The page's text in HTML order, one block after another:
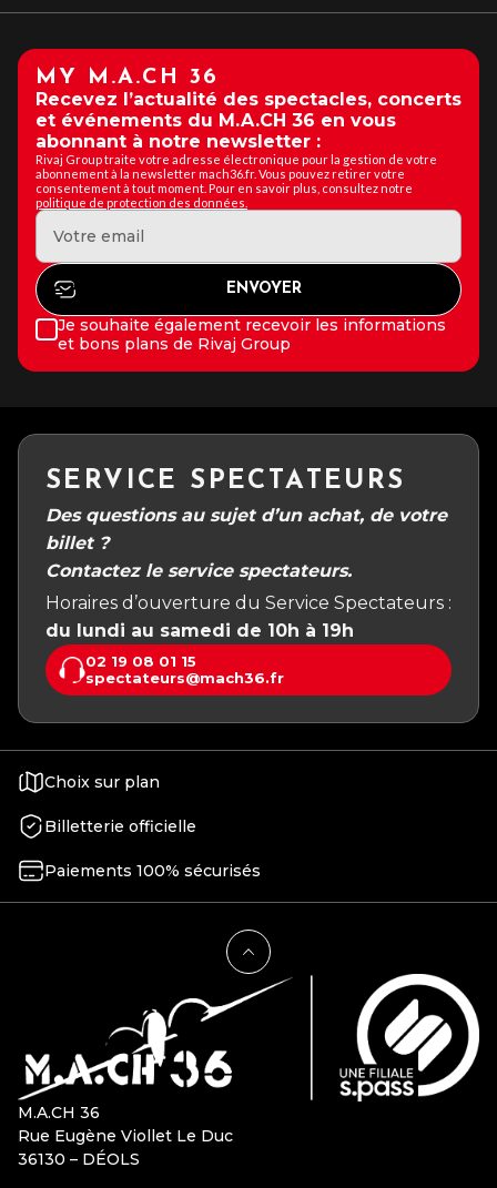
MY M.A.CH 36
Recevez l’actualité des spectacles, concerts
et événements du M.A.CH 36 en vous
abonnant à notre newsletter :
Rivaj Group traite votre adresse électronique pour la gestion de votre
abonnement à la newsletter mach36.fr. Vous pouvez retirer votre
consentement à tout moment. Pour en savoir plus, consultez notre
politique de protection des données.
Je souhaite également recevoir les informations
et bons plans de Rivaj Group
SERVICE SPECTATEURS
Des questions au sujet d’un achat, de votre
billet ?
Contactez le service spectateurs.
Horaires d’ouverture du Service Spectateurs :
du lundi au samedi de 10h à 19h
02 19 08 01 15
spectateurs@mach36.fr
Choix sur plan
Billetterie officielle
Paiements 100% sécurisés
M.A.CH 36
Rue Eugène Viollet Le Duc
36130 – DÉOLS